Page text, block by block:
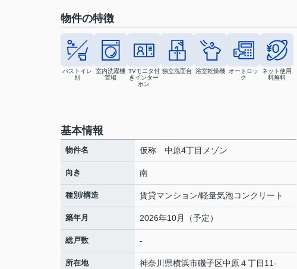
物件の特徴
バストイレ
別
室内洗濯機
置場
TVモニタ付
きインター
ホン
独立洗面台 浴室乾燥機
オートロッ
ク
ネット使用
料無料
基本情報
物件名 仮称 中原4丁目メゾン
向き 南
種別/構造 賃貸マンション/軽量気泡コンクリート
築年月 2026年10月（予定）
総戸数 -
所在地 神奈川県横浜市磯子区中原４丁目11-